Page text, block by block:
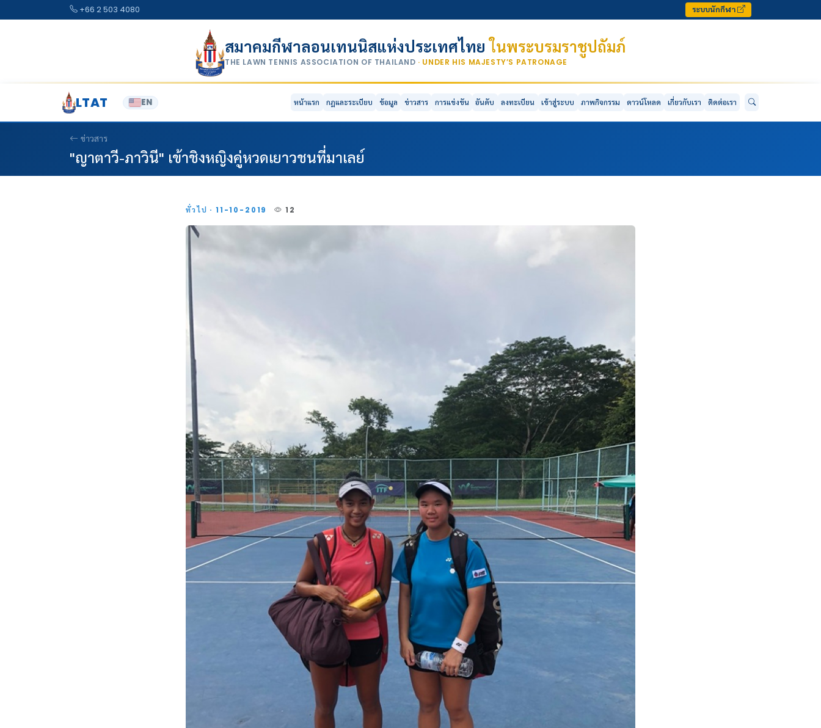
+66 2 503 4080 ระบบนักกีฬา
สมาคมกีฬาลอนเทนนิสแห่งประเทศไทยในพระบรมราชูปถัมภ์
THE LAWN TENNIS ASSOCIATION OF THAILAND · UNDER HIS MAJESTY’S PATRONAGE
LTAT EN หน้าแรก กฎและระเบียบ ข้อมูล ข่าวสาร การแข่งขัน อันดับ ลงทะเบียน เข้าสู่ระบบ ภาพกิจกรรม ดาวน์โหลด เกี่ยวกับเรา ติดต่อเรา
ข่าวสาร
"ญาตาวี-ภาวินี" เข้าชิงหญิงคู่หวดเยาวชนที่มาเลย์
ทั่วไป · 11-10-2019 12